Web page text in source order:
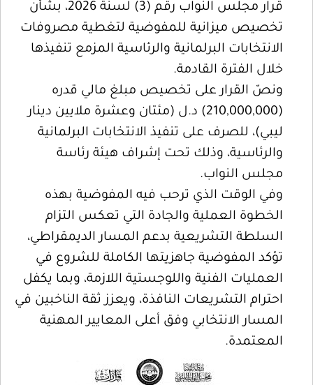
قرار مجلس النواب رقم (3) لسنة 2026، بشأن
تخصيص ميزانية للمفوضية لتغطية مصروفات
الانتخابات البرلمانية والرئاسية المزمع تنفيذها
خلال الفترة القادمة.
ونصّ القرار على تخصيص مبلغ مالي قدره
(210,000,000) د.ل (مئتان وعشرة ملايين دينار
ليبي)، للصرف على تنفيذ الانتخابات البرلمانية
والرئاسية، وذلك تحت إشراف هيئة رئاسة
مجلس النواب.
وفي الوقت الذي ترحب فيه المفوضية بهذه
الخطوة العملية والجادة التي تعكس التزام
السلطة التشريعية بدعم المسار الديمقراطي،
تؤكد المفوضية جاهزيتها الكاملة للشروع في
العمليات الفنية واللوجستية اللازمة، وبما يكفل
احترام التشريعات النافذة، ويعزز ثقة الناخبين في
المسار الانتخابي وفق أعلى المعايير المهنية
المعتمدة.